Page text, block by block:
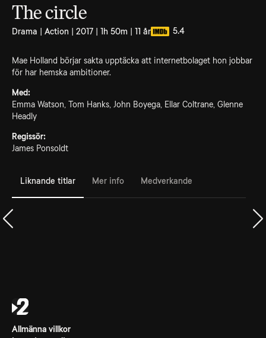
The circle
Drama | Action | 2017 | 1h 50m | 11 år 5.4
Mae Holland börjar sakta upptäcka att internetbolaget hon jobbar
för har hemska ambitioner.
Med:
Emma Watson, Tom Hanks, John Boyega, Ellar Coltrane, Glenne
Headly
Regissör:
James Ponsoldt
Liknande titlar Mer info Medverkande
Allmänna villkor